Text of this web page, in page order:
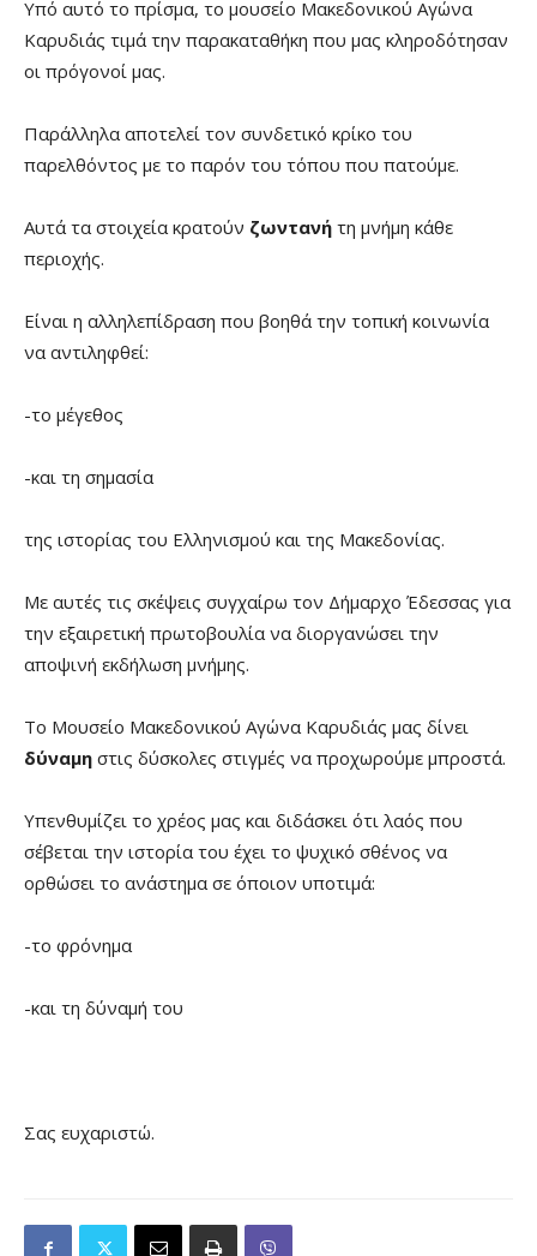
Υπό αυτό το πρίσμα, το μουσείο Μακεδονικού Αγώνα
Καρυδιάς τιμά την παρακαταθήκη που μας κληροδότησαν
οι πρόγονοί μας.
Παράλληλα αποτελεί τον συνδετικό κρίκο του
παρελθόντος με το παρόν του τόπου που πατούμε.
Αυτά τα στοιχεία κρατούν ζωντανή τη μνήμη κάθε
περιοχής.
Είναι η αλληλεπίδραση που βοηθά την τοπική κοινωνία
να αντιληφθεί:
-το μέγεθος
-και τη σημασία
της ιστορίας του Ελληνισμού και της Μακεδονίας.
Με αυτές τις σκέψεις συγχαίρω τον Δήμαρχο Έδεσσας για
την εξαιρετική πρωτοβουλία να διοργανώσει την
αποψινή εκδήλωση μνήμης.
Το Μουσείο Μακεδονικού Αγώνα Καρυδιάς μας δίνει
δύναμη στις δύσκολες στιγμές να προχωρούμε μπροστά.
Υπενθυμίζει το χρέος μας και διδάσκει ότι λαός που
σέβεται την ιστορία του έχει το ψυχικό σθένος να
ορθώσει το ανάστημα σε όποιον υποτιμά:
-το φρόνημα
-και τη δύναμή του
Σας ευχαριστώ.